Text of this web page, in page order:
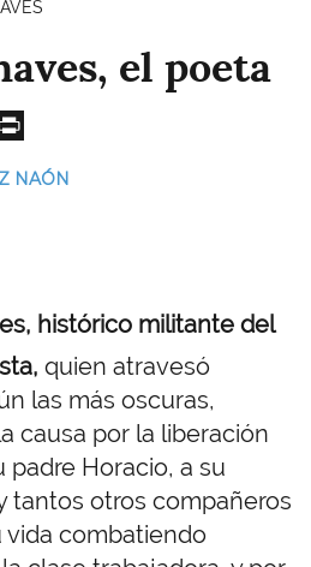
el poeta
NAÓN
histórico militante del
quien atravesó
las más oscuras,
causa por la liberación
padre Horacio, a su
tantos otros compañeros
vida combatiendo